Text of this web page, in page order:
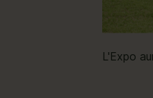
L'Expo